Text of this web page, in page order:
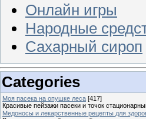
Онлайн игры
Народные
Сахарный сироп
Categories
Моя пасека на опушке леса [417]
Красивые пейзажи пасеки и точок
Медоносы и лекарственные рецепты для